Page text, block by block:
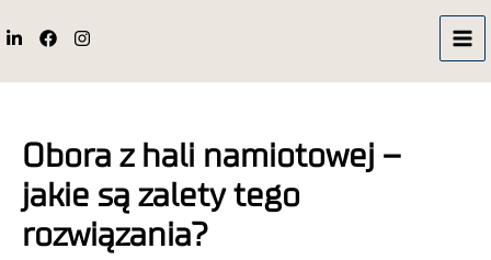
Obora z hali namiotowej –
jakie są zalety tego
rozwiązania?